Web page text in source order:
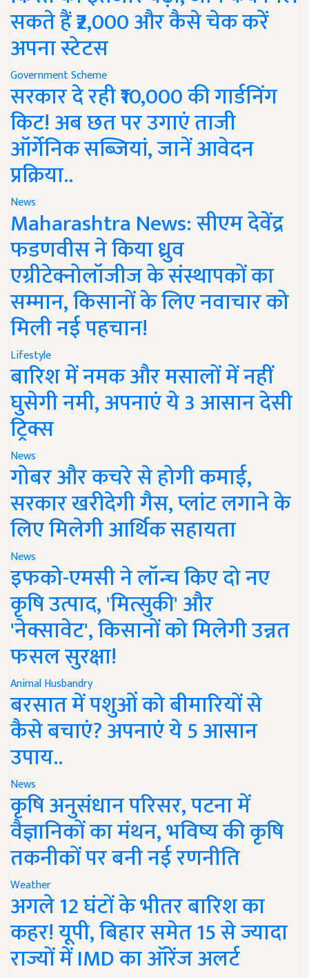
सकते हैं ₹2,000 और कैसे चेक करें
अपना स्टेटस
Government Scheme
सरकार दे रही ₹10,000 की गार्डनिंग
किट! अब छत पर उगाएं ताजी
ऑर्गेनिक सब्जियां, जानें आवेदन
प्रक्रिया..
News
Maharashtra News: सीएम देवेंद्र
फडणवीस ने किया ध्रुव
एग्रीटेक्नोलॉजीज के संस्थापकों का
सम्मान, किसानों के लिए नवाचार को
मिली नई पहचान!
Lifestyle
बारिश में नमक और मसालों में नहीं
घुसेगी नमी, अपनाएं ये 3 आसान देसी
ट्रिक्स
News
गोबर और कचरे से होगी कमाई,
सरकार खरीदेगी गैस, प्लांट लगाने के
लिए मिलेगी आर्थिक सहायता
News
इफको-एमसी ने लॉन्च किए दो नए
कृषि उत्पाद, 'मित्सुकी' और
'नेक्सावेट', किसानों को मिलेगी उन्नत
फसल सुरक्षा!
Animal Husbandry
बरसात में पशुओं को बीमारियों से
कैसे बचाएं? अपनाएं ये 5 आसान
उपाय..
News
कृषि अनुसंधान परिसर, पटना में
वैज्ञानिकों का मंथन, भविष्य की कृषि
तकनीकों पर बनी नई रणनीति
Weather
अगले 12 घंटों के भीतर बारिश का
कहर! यूपी, बिहार समेत 15 से ज्यादा
राज्यों में IMD का ऑरेंज अलर्ट